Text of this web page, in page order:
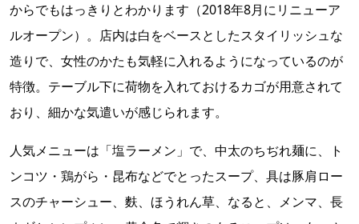
からでもはっきりとわかります（2018年8月にリニューア
ルオープン）。店内は白をベースとしたスタイリッシュな
造りで、女性のかたも気軽に入れるようになっているのが
特徴。テーブル下に荷物を入れておけるカゴが用意されて
おり、細かな気遣いが感じられます。
人気メニューは「塩ラーメン」で、中太のちぢれ麺に、ト
ンコツ・鶏がら・昆布などでとったスープ、具は豚肩ロー
スのチャーシュー、麩、ほうれん草、なると、メンマ、長